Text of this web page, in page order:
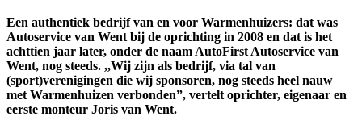
Een authentiek bedrijf van en voor Warmenhuizers: dat was
Autoservice van Went bij de oprichting in 2008 en dat is het
achttien jaar later, onder de naam AutoFirst Autoservice van
Went, nog steeds. ,,Wij zijn als bedrijf, via tal van
(sport)verenigingen die wij sponsoren, nog steeds heel nauw
met Warmenhuizen verbonden”, vertelt oprichter, eigenaar en
eerste monteur Joris van Went.